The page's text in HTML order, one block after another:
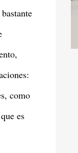
como
es